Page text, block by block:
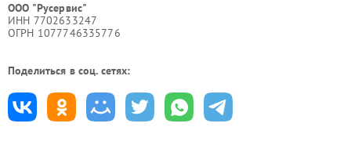
ООО "Русервис"
ИНН 7702633247
ОГРН 1077746335776
Поделиться в соц. сетях: